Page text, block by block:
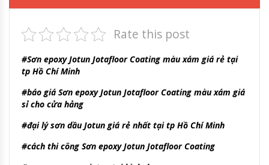
Rate this post
#Sơn epoxy Jotun Jotafloor Coating màu xám giá rẻ tại
tp Hồ Chí Minh
#báo giá Sơn epoxy Jotun Jotafloor Coating màu xám giá
sỉ cho cửa hảng
#đại lý sơn dầu Jotun giá rẻ nhất tại tp Hồ Chí Minh
#cách thi công Sơn epoxy Jotun Jotafloor Coating